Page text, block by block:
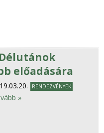
előadására
RENDEZVÉNYEK
»